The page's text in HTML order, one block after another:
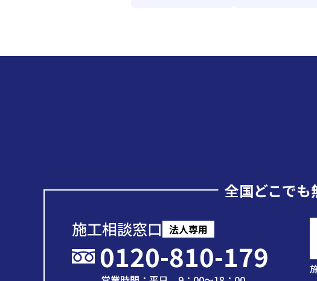
全国どこでも
施工相談窓口 法人専用
0120-810-179